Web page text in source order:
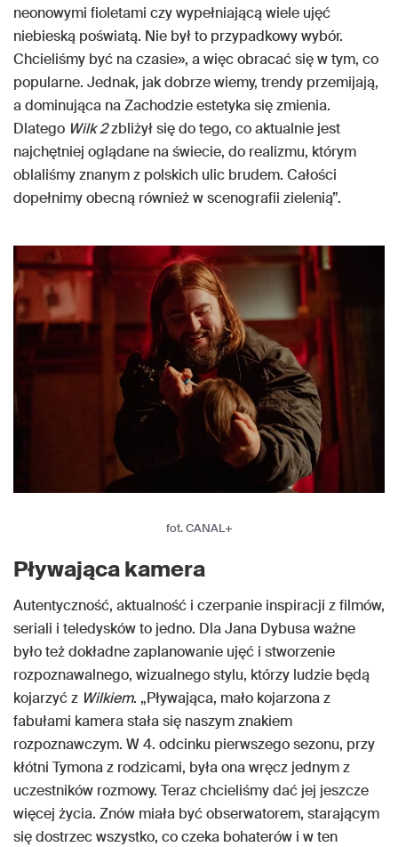
neonowymi fioletami czy wypełniającą wiele ujęć
niebieską poświatą. Nie był to przypadkowy wybór.
Chcieliśmy być na czasie», a więc obracać się w tym, co
popularne. Jednak, jak dobrze wiemy, trendy przemijają,
a dominująca na Zachodzie estetyka się zmienia.
Dlatego Wilk 2zbliżył się do tego, co aktualnie jest
najchętniej oglądane na świecie, do realizmu, którym
oblaliśmy znanym z polskich ulic brudem. Całości
dopełnimy obecną również w scenografii zielenią”.
fot. CANAL+
Pływająca kamera
Autentyczność, aktualność i czerpanie inspiracji z filmów,
seriali i teledysków to jedno. Dla Jana Dybusa ważne
było też dokładne zaplanowanie ujęć i stworzenie
rozpoznawalnego, wizualnego stylu, którzy ludzie będą
kojarzyć z Wilkiem. „Pływająca, mało kojarzona z
fabułami kamera stała się naszym znakiem
rozpoznawczym. W 4. odcinku pierwszego sezonu, przy
kłótni Tymona z rodzicami, była ona wręcz jednym z
uczestników rozmowy. Teraz chcieliśmy dać jej jeszcze
więcej życia. Znów miała być obserwatorem, starającym
się dostrzec wszystko, co czeka bohaterów i w ten